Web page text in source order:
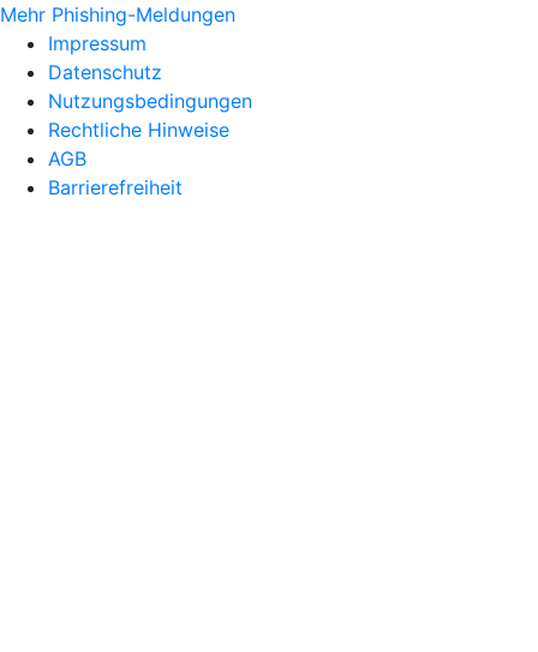
Mehr Phishing-Meldungen
Impressum
Datenschutz
Nutzungsbedingungen
Rechtliche Hinweise
AGB
Barrierefreiheit